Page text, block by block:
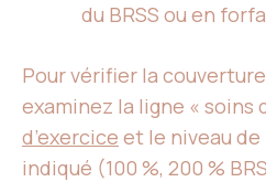
du BRSS ou en
Pour vérifier la
examinez la ligne « soins
d’exercice et le niveau
indiqué (100 %, 200 %